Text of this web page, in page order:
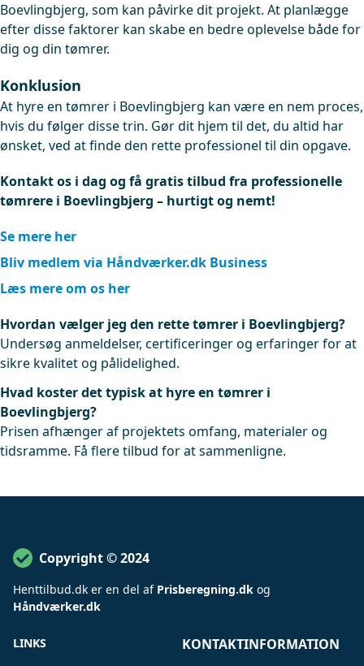
Boevlingbjerg, som kan påvirke dit projekt. At planlægge
efter disse faktorer kan skabe en bedre oplevelse både for
dig og din tømrer.
Konklusion
At hyre en tømrer i Boevlingbjerg kan være en nem proces,
hvis du følger disse trin. Gør dit hjem til det, du altid har
ønsket, ved at finde den rette professionel til din opgave.
Kontakt os i dag og få gratis tilbud fra professionelle
tømrere i Boevlingbjerg – hurtigt og nemt!
Se mere her
Bliv medlem via Håndværker.dk Business
Læs mere om os her
Hvordan vælger jeg den rette tømrer i Boevlingbjerg?
Undersøg anmeldelser, certificeringer og erfaringer for at
sikre kvalitet og pålidelighed.
Hvad koster det typisk at hyre en tømrer i
Boevlingbjerg?
Prisen afhænger af projektets omfang, materialer og
tidsramme. Få flere tilbud for at sammenligne.
Copyright © 2024
Henttilbud.dk er en del af Prisberegning.dk og
Håndværker.dk
LINKS
KONTAKTINFORMATION